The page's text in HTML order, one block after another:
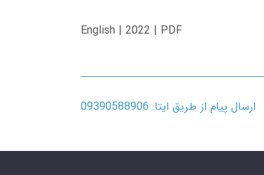
English | 2022 | PDF
ارسال پیام از طریق ایتا: 09390588906